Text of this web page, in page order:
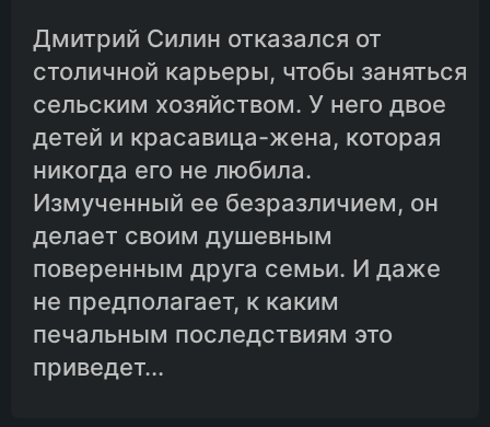
Дмитрий Силин отказался от
столичной карьеры, чтобы заняться
сельским хозяйством. У него двое
детей и красавица-жена, которая
никогда его не любила.
Измученный ее безразличием, он
делает своим душевным
поверенным друга семьи. И даже
не предполагает, к каким
печальным последствиям это
приведет...